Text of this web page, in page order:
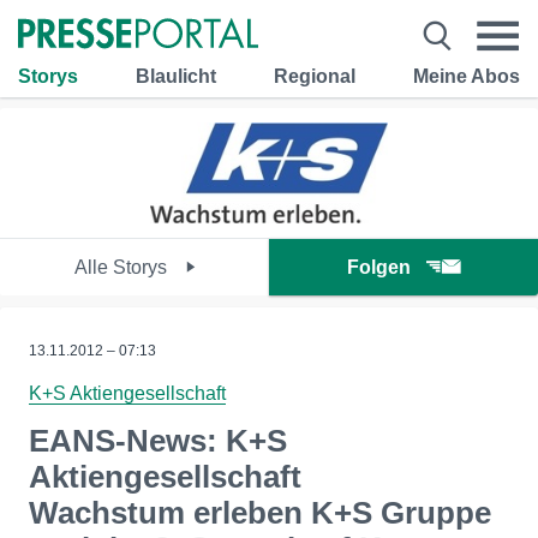
Storys Blaulicht Regional Meine Abos
Alle Storys Folgen
13.11.2012 – 07:13
K+S Aktiengesellschaft
EANS-News: K+S
Aktiengesellschaft
Wachstum erleben K+S Gruppe